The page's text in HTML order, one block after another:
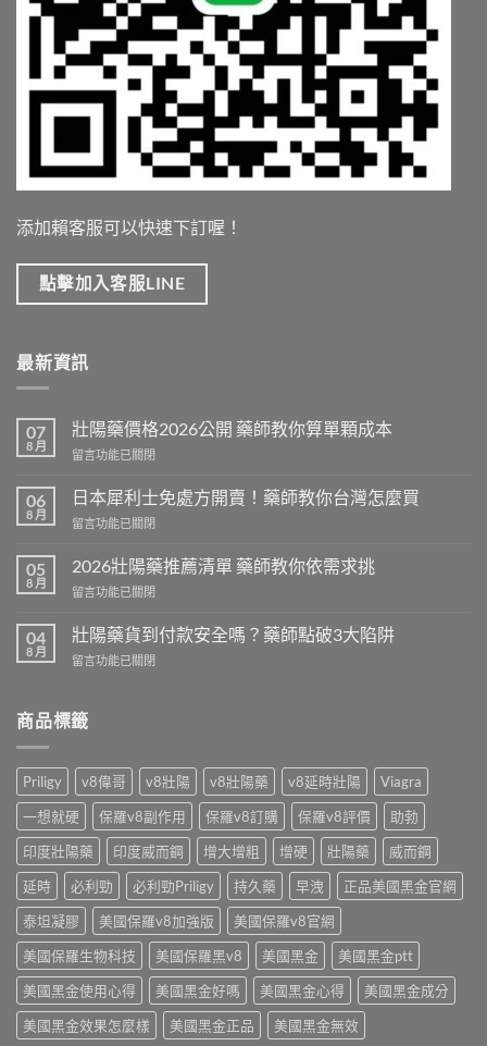
添加賴客服可以快速下訂喔！
點擊加入客服LINE
最新資訊
07
8 月
壯陽藥價格2026公開 藥師教你算單顆成本
在
陽
藥
價
2026
公
開
師
教
單
顆
本〉
留言功能已關閉
06
8 月
日本犀利士免處方開賣！藥師教你台灣怎麼買
在
本
利
免
處
方
藥
你
台
灣
怎
麼
買〉
中
留言功能已關閉
05
8 月
2026壯陽藥推薦清單 藥師教你依需求挑
在
壯
陽
藥
清
教
你
依
需
求
挑〉
中
留言功能已關閉
04
8 月
壯陽藥貨到付款安全嗎？藥師點破3大陷阱
在
藥
貨
付
安
全
嗎？
藥
師
點
破
3
大
陷
阱〉
中
留言功能已關閉
商品標籤
Priligy v8偉哥 v8壯陽 v8壯陽藥 v8延時壯陽
Viagra
一想就硬
保羅v8副作用 保羅v8訂購 保羅v8評價
助勃
印度壯陽藥
印度威而鋼 增大增粗 增硬 壯陽藥
威而鋼
延時
必利勁 必利勁Priligy 持久藥 早洩
正品美國黑金官網
泰坦凝膠
美國保羅v8加強版
美國保羅v8官網
美國保羅生物科技
美國保羅黑v8 美國黑金
美國黑金ptt
美國黑金使用心得
美國黑金好嗎 美國黑金心得
美國黑金成分
美國黑金效果怎麼樣
美國黑金正品 美國黑金無效